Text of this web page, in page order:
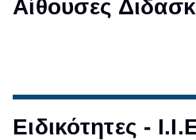
Αίθουσες
Ειδικότητες -